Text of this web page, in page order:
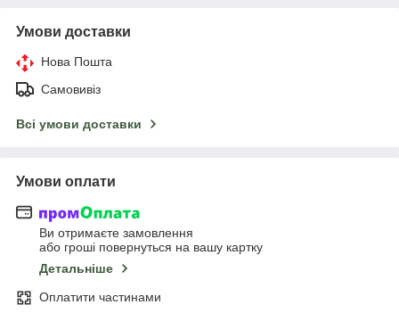
Умови доставки
Нова Пошта
Самовивіз
Всі умови доставки
Умови оплати
Ви отримаєте замовлення
або гроші повернуться на вашу картку
Детальніше
Оплатити частинами